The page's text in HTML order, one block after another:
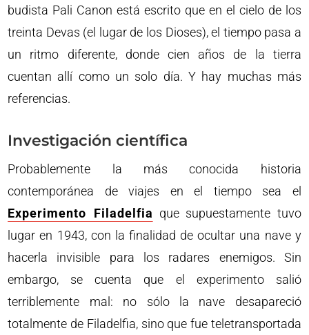
budista Pali Canon está escrito que en el cielo de los
treinta Devas (el lugar de los Dioses), el tiempo pasa a
un ritmo diferente, donde cien años de la tierra
cuentan allí como un solo día. Y hay muchas más
referencias.
Investigación científica
Probablemente la más conocida historia
contemporánea de viajes en el tiempo sea el
Experimento Filadelfia que supuestamente tuvo
lugar en 1943, con la finalidad de ocultar una nave y
hacerla invisible para los radares enemigos. Sin
embargo, se cuenta que el experimento salió
terriblemente mal: no sólo la nave desapareció
totalmente de Filadelfia, sino que fue teletransportada